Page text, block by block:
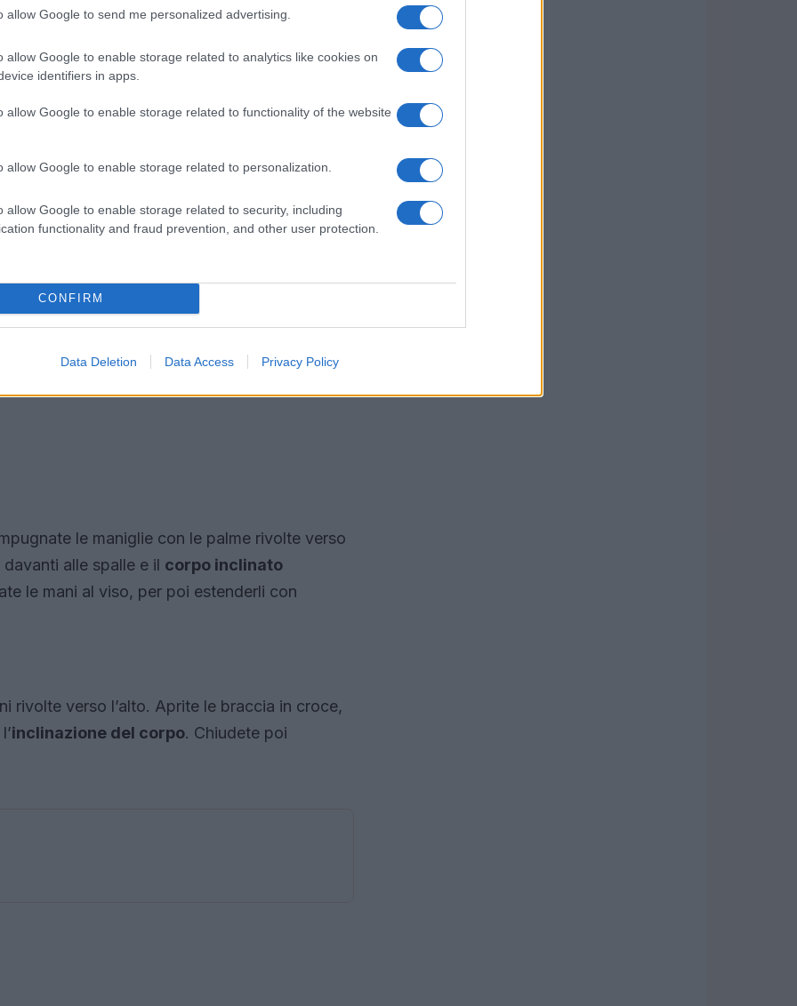
allow Google to send me personalized advertising.
allow Google to enable storage related to analytics like cookies on
identifiers in apps.
allow Google to enable storage related to functionality of the website
allow Google to enable storage related to personalization.
allow Google to enable storage related to security, including
functionality and fraud prevention, and other user protection.
CONFIRM
Data Deletion Data Access Privacy Policy
palme delle mani
in avanti. Piegando i gomiti, portateli
il corpo in avanti. Estendete poi le
Quando siete più in forma, potete far fare i
i piedi sollevati e agganciati alle maniglie del trx.
le maniglie con le palme rivolte verso
alle spalle e il corpo inclinato
le mani al viso, per poi estenderli con
rivolte verso l’alto. Aprite le braccia in croce,
inclinazione del corpo. Chiudete poi